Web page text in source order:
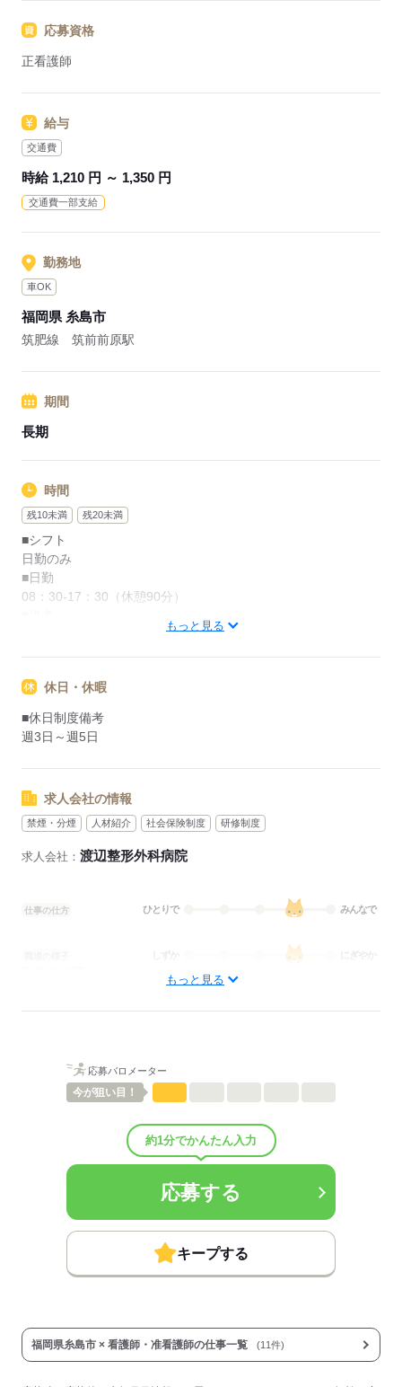
一般病棟・回復期病棟を有しており、周術期の看護・回復期の
看護が学べます。
門知識も身につき、スキルアップが可能です。
方にもおすすめ◎
駅から徒歩15分のエリアにあり、無料駐車場も完備されていま
応募資格
正看護師
給与
交通費
時給 1,210 円 ～ 1,350 円
交通費一部支給
勤務地
車OK
福岡県 糸島市
筑肥線 筑前前原駅
期間
長期
時間
残10未満 残20未満
■シフト
日勤のみ
■日勤
08：30-17：30（休憩90分）
8時30分～18時00分の時間の間の8時間程度
もっと見る
休日・休暇
■休日制度備考
週3日～週5日
求人会社の情報
禁煙・分煙 人材紹介 社会保険制度 研修制度
求人会社： 渡辺整形外科病院
仕事の仕方 ひとりで みんなで
にぎやか
敷地内禁煙
応募する
もっと見る
応募バロメーター
今が狙い目！
約1分でかんたん入力
応募する
キープする
福岡県糸島市 × 看護師・准看護師の仕事一覧 (11件)